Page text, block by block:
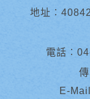
地址
電話︰
E-